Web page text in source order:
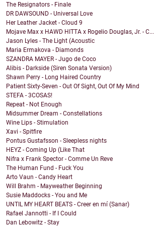
The Resignators - Finale
DR DAWSOUND - Universal Love
Her Leather Jacket - Cloud 9
Mojave Max x HAWD HITTA x Rogelio Douglas, Jr. - C...
Jason Lyles - The Light (Acoustic
Maria Ermakova - Diamonds
SZANDRA MAYER - Jugo de Coco
Alibis - Darkside (Siren Sonata Version)
Shawn Perry - Long Haired Country
Patient Sixty-Seven - Out Of Sight, Out Of My Mind
STEFA - 3COSAS!
Repeat - Not Enough
Midsummer Dream - Constellations
Wine Lips - Stimulation
Xavi - Spitfire
Pontus Gustafsson - Sleepless nights
HEYZ - Coming Up (Like That
Nifra x Frank Spector - Comme Un Reve
The Human Fund - Fuck You
Arto Vaun - Candy Heart
Will Brahm - Mayweather Beginning
Susie Maddocks - You and Me
UNTIL MY HEART BEATS - Creer en mí (Sanar)
Rafael Jannotti - If I Could
Dan Lebowitz - Stay